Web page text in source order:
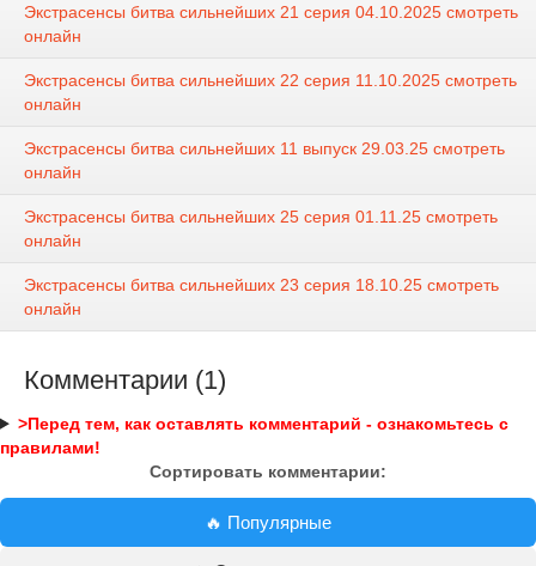
Экстрасенсы битва сильнейших 21 серия 04.10.2025 смотреть
онлайн
Экстрасенсы битва сильнейших 22 серия 11.10.2025 смотреть
онлайн
Экстрасенсы битва сильнейших 11 выпуск 29.03.25 смотреть
онлайн
Экстрасенсы битва сильнейших 25 серия 01.11.25 смотреть
онлайн
Экстрасенсы битва сильнейших 23 серия 18.10.25 смотреть
онлайн
Комментарии (1)
>Перед тем, как оставлять комментарий - ознакомьтесь с
правилами!
Сортировать комментарии:
🔥 Популярные